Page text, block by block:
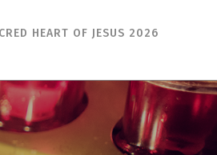
HEART OF JESUS 2026